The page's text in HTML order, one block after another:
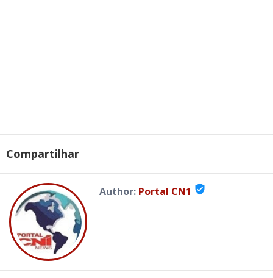
Compartilhar
Author: Portal CN1 verified_user